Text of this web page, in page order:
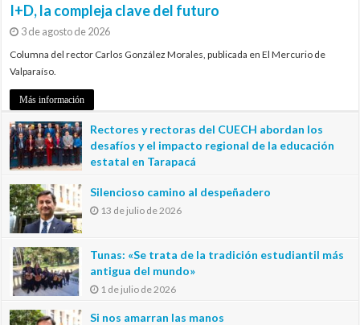
I+D, la compleja clave del futuro
3 de agosto de 2026
Columna del rector Carlos González Morales, publicada en El Mercurio de
Valparaíso.
Más información
Rectores y rectoras del CUECH abordan los
desafíos y el impacto regional de la educación
estatal en Tarapacá
Silencioso camino al despeñadero
13 de julio de 2026
Tunas: «Se trata de la tradición estudiantil más
antigua del mundo»
1 de julio de 2026
Si nos amarran las manos